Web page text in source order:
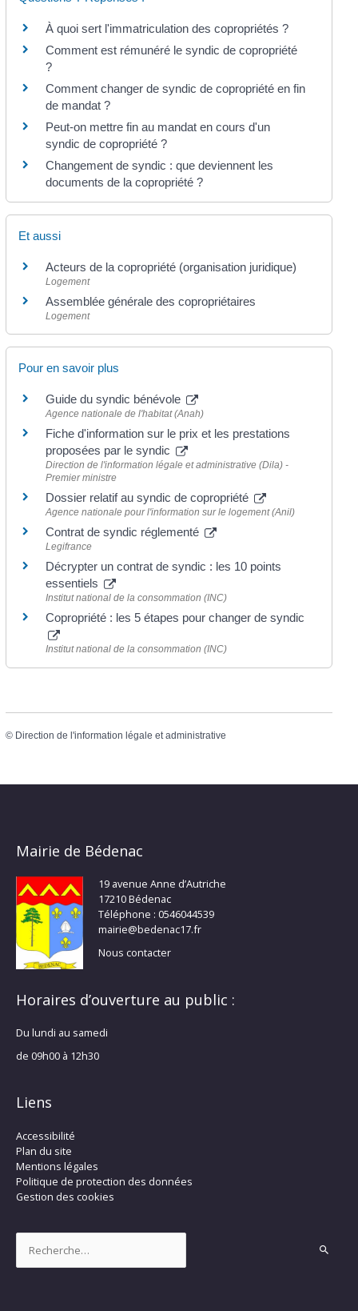
À quoi sert l'immatriculation des copropriétés ?
Comment est rémunéré le syndic de copropriété
?
Comment changer de syndic de copropriété en fin
de mandat ?
Peut-on mettre fin au mandat en cours d'un
syndic de copropriété ?
Changement de syndic : que deviennent les
documents de la copropriété ?
Et aussi
Acteurs de la copropriété (organisation juridique)
Logement
Assemblée générale des copropriétaires
Logement
Pour en savoir plus
Guide du syndic bénévole
Agence nationale de l'habitat (Anah)
Fiche d'information sur le prix et les prestations
proposées par le syndic
Direction de l'information légale et administrative (Dila) -
Premier ministre
Dossier relatif au syndic de copropriété
Agence nationale pour l'information sur le logement (Anil)
Contrat de syndic réglementé
Legifrance
Décrypter un contrat de syndic : les 10 points
essentiels
Institut national de la consommation (INC)
Copropriété : les 5 étapes pour changer de syndic
Institut national de la consommation (INC)
© Direction de l'information légale et administrative
Mairie de Bédenac
19 avenue Anne d’Autriche
17210 Bédenac
Téléphone : 0546044539
mairie@bedenac17.fr
Nous contacter
Horaires d’ouverture au public :
Du lundi au samedi
de 09h00 à 12h30
Liens
Accessibilité
Plan du site
Mentions légales
Politique de protection des données
Gestion des cookies